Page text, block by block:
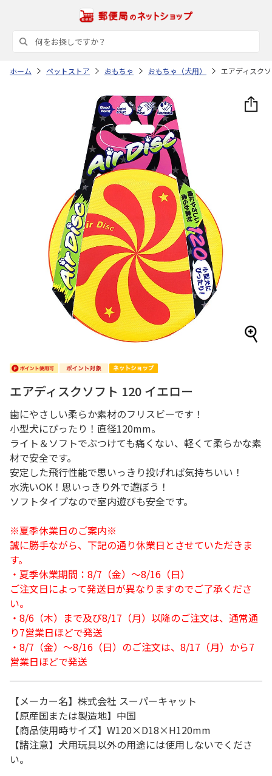
ホーム ペットストア おもちゃ おもちゃ（犬用） エアディスク
エアディスクソフト 120 イエロー
歯にやさしい柔らか素材のフリスビーです！
小型犬にぴったり！直径120mm。
ライト＆ソフトでぶつけても痛くない、軽くて柔らかな素
材で安全です。
安定した飛行性能で思いっきり投げれば気持ちいい！
水洗いOK！思いっきり外で遊ぼう！
ソフトタイプなので室内遊びも安全です。
※夏季休業日のご案内※
誠に勝手ながら、下記の通り休業日とさせていただきま
す。
・夏季休業期間：8/7（金）～8/16（日）
ご注文日によって発送日が異なりますのでご了承くださ
い。
・8/6（木）まで及び8/17（月）以降のご注文は、通常通
り7営業日ほどで発送
・8/7（金）～8/16（日）のご注文は、8/17（月）から7
営業日ほどで発送
【メーカー名】株式会社 スーパーキャット
【原産国または製造地】中国
【商品使用時サイズ】W120×D18×H120mm
【諸注意】犬用玩具以外の用途には使用しないでくださ
い。